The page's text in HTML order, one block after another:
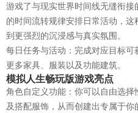
游戏了与现实世界时间线无缝衔
的时间流转规律安排日常活动，
到更强烈的沉浸感与真实氛围。
每日任务与活动：完成对应目标
更多家具、服装以及功能建筑。
模拟人生畅玩版游戏亮点
角色自定义功能：你可以自由选
及搭配服饰，从而创建出专属于你